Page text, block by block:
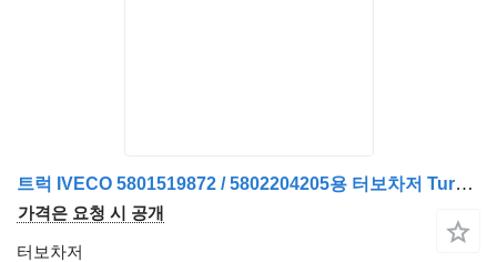
트럭 IVECO 5801519872 / 5802204205용 터보차저 Turbocompresor 5801519872
가격은 요청 시 공개
터보차저